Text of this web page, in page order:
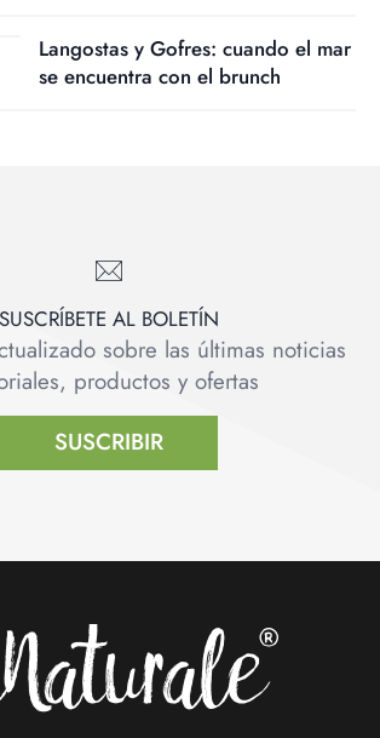
Langostas y Gofres: cuando el mar
se encuentra con el brunch
SUSCRÍBETE AL BOLETÍN
sobre las últimas noticias
productos y ofertas
SUSCRIBIR